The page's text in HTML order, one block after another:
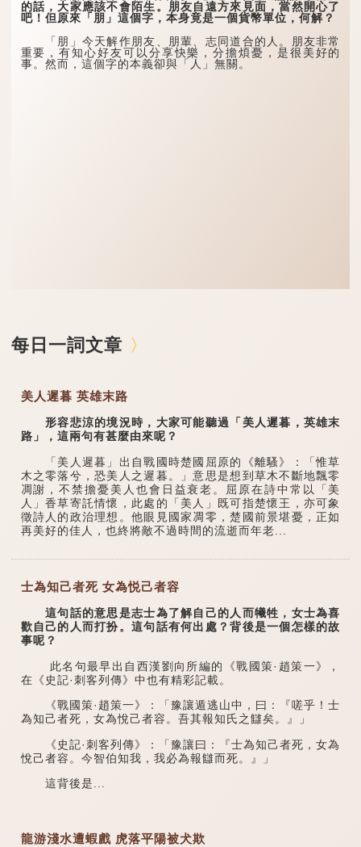
的話，大家應該不會陌生。朋友自遠方來見面，當然開心了
吧！但原來「朋」這個字，本身竟是一個貨幣單位，何解？
「朋」今天解作朋友、朋輩、志同道合的人。朋友非常
重要，有知心好友可以分享快樂，分擔煩憂，是很美好的
事。然而，這個字的本義卻與「人」無關。
每日一詞文章
美人遲暮 英雄末路
形容悲涼的境況時，大家可能聽過「美人遲暮，英雄末
路」，這兩句有甚麼由來呢？
「美人遲暮」出自戰國時楚國屈原的《離騷》：「惟草
木之零落兮，恐美人之遲暮。」意思是想到草木不斷地飄零
凋謝，不禁擔憂美人也會日益衰老。屈原在詩中常以「美
人」香草寄託情懷，此處的「美人」既可指楚懷王，亦可象
徵詩人的政治理想。他眼見國家凋零，楚國前景堪憂，正如
再美好的佳人，也終將敵不過時間的流逝而年老...
士為知己者死 女為悦己者容
這句話的意思是志士為了解自己的人而犧牲，女士為喜
歡自己的人而打扮。這句話有何出處？背後是一個怎樣的故
事呢？
此名句最早出自西漢劉向所編的《戰國策·趙策一》，
在《史記·刺客列傳》中也有精彩記載。
《戰國策·趙策一》：「豫讓遁逃山中，曰：『嗟乎！士
為知己者死，女為悅己者容。吾其報知氏之讎矣。』」
《史記·刺客列傳》：「豫讓曰：『士為知己者死，女為
悅己者容。今智伯知我，我必為報讎而死。』」
這背後是...
龍游淺水遭蝦戲 虎落平陽被犬欺